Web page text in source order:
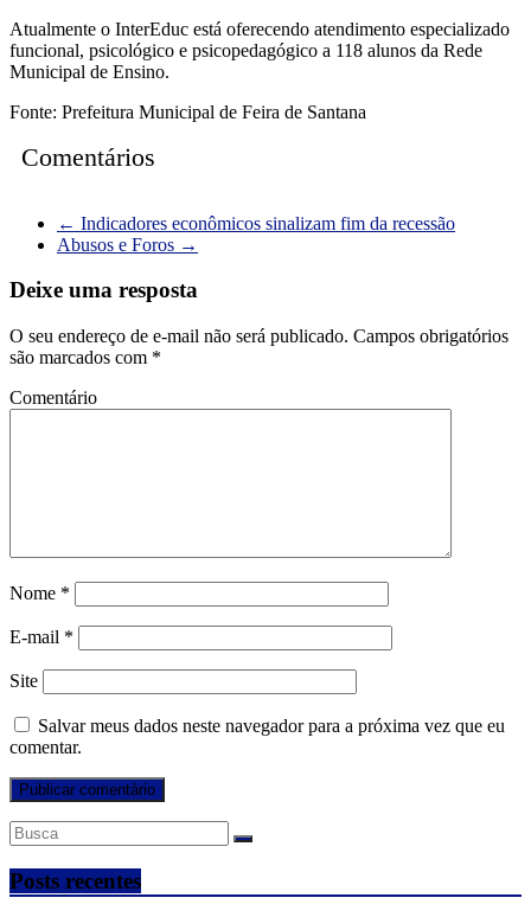
Atualmente o InterEduc está oferecendo atendimento especializado
funcional, psicológico e psicopedagógico a 118 alunos da Rede
Municipal de Ensino.
Fonte: Prefeitura Municipal de Feira de Santana
Comentários
← Indicadores econômicos sinalizam fim da recessão
Abusos e Foros →
Deixe uma resposta
O seu endereço de e-mail não será publicado. Campos obrigatórios
são marcados com *
Comentário
Nome *
E-mail *
Site
Salvar meus dados neste navegador para a próxima vez que eu
comentar.
Posts recentes